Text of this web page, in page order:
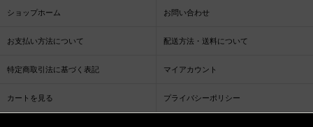
ショップホーム お問い合わせ
お支払い方法について 配送方法・送料について
特定商取引法に基づく表記 マイアカウント
カートを見る プライバシーポリシー